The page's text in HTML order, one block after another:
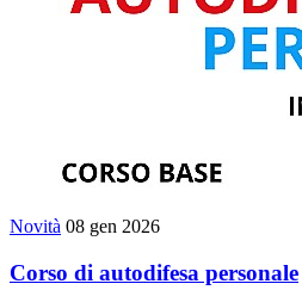
Novità 08 gen 2026
Corso di autodifesa personale